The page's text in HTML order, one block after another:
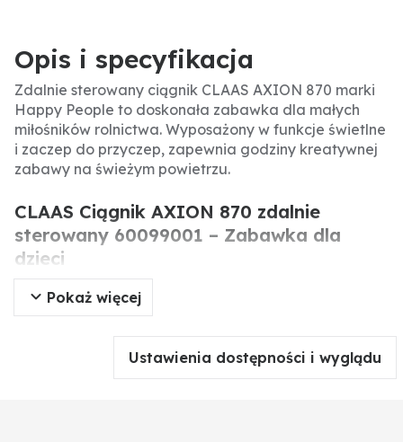
Opis i specyfikacja
Zdalnie sterowany ciągnik CLAAS AXION 870 marki
Happy People to doskonała zabawka dla małych
miłośników rolnictwa. Wyposażony w funkcje świetlne
i zaczep do przyczep, zapewnia godziny kreatywnej
zabawy na świeżym powietrzu.
CLAAS Ciągnik AXION 870 zdalnie
sterowany 60099001 – Zabawka dla
dzieci
Zdalnie sterowany ciągnik CLAAS AXION 870 to
wiernie odwzorowany model popularnego traktora
rolniczego, stworzony z myślą o dzieciach od 3 roku
życia. Dzięki funkcjom świetlnym, gumowym oponom
z głębokim bieżnikiem oraz składanym lusterkom,
Pokaż więcej
Ustawienia dostępności i wyglądu